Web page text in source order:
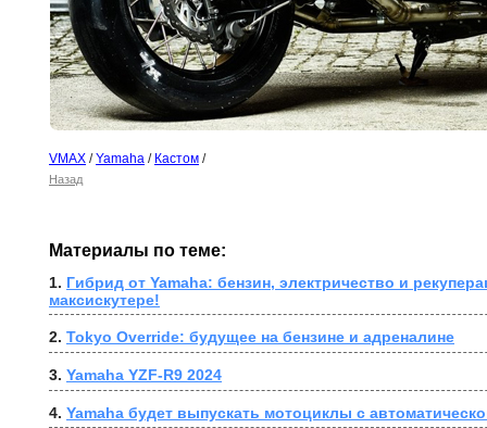
VMAX /Yamaha / Кастом /
Назад
Материалы по теме:
1. Гибрид от Yamaha: бензин, электричество и
максискутере!
2. Tokyo Override: будущее на бензине и адреналине
3. Yamaha YZF-R9 2024
4. Yamaha будет выпускать мотоциклы с